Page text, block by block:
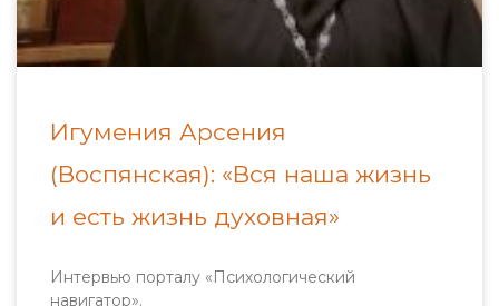
Игумения Арсения
(Воспянская): «Вся наша жизнь
и есть жизнь духовная»
Интервью порталу «Психологический
навигатор».